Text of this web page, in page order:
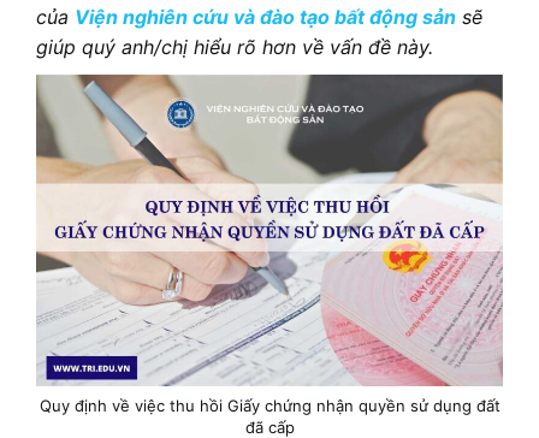
của Viện nghiên cứu và đào tạo bất động sản sẽ
giúp quý anh/chị hiểu rõ hơn về vấn đề này.
Quy định về việc thu hồi Giấy chứng nhận quyền sử dụng đất
đã cấp